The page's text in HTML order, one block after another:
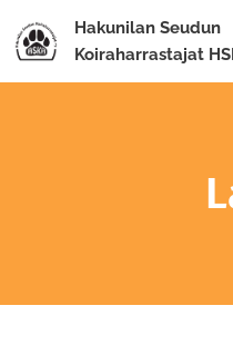
Hakunilan Seudun
Koiraharrastajat